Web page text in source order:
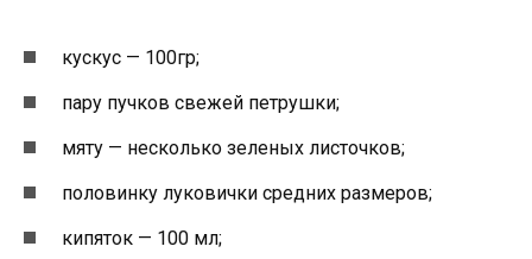
кускус — 100гр;
пару пучков свежей петрушки;
мяту — несколько зеленых листочков;
половинку луковички средних размеров;
кипяток — 100 мл;